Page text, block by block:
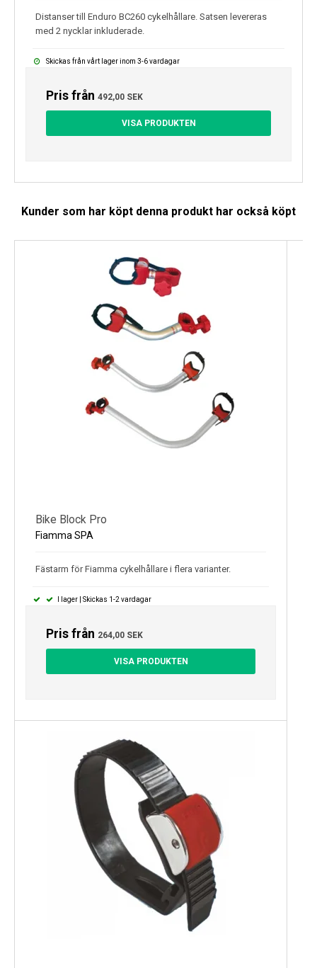
Distanser till Enduro BC260 cykelhållare. Satsen levereras
med 2 nycklar inkluderade.
Skickas från vårt lager inom 3-6 vardagar
Pris från 492,00 SEK
VISA PRODUKTEN
Kunder som har köpt denna produkt har också köpt
Bike Block Pro
Fiamma SPA
Fästarm för Fiamma cykelhållare i flera varianter.
I lager | Skickas 1-2 vardagar
Pris från 264,00 SEK
VISA PRODUKTEN